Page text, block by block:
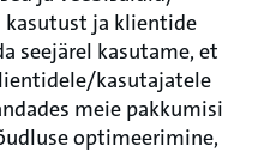
kasutust ja klientide
seejärel kasutame, et
kasutajatele
meie pakkumisi
optimeerimine,